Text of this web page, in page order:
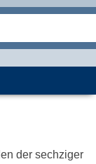
der sechziger